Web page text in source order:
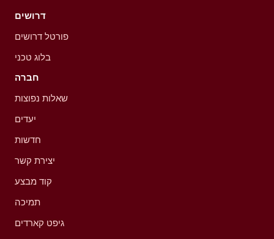
דרושים
פורטל דרושים
בלוג טכני
חברה
שאלות נפוצות
יעדים
חדשות
יצירת קשר
קוד מבצע
תמיכה
גיפט קארדים